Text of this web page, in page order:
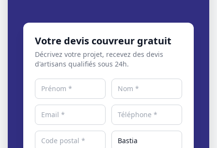
Votre devis couvreur gratuit
Décrivez votre projet, recevez des devis
d'artisans qualifiés sous 24h.